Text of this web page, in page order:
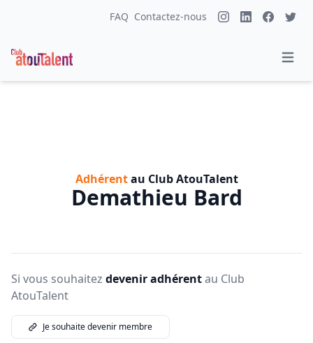
FAQ Contactez-nous
Adhérentau Club AtouTalent
Demathieu Bard
Si vous souhaitez devenir adhérentau Club
AtouTalent
Je souhaite devenir membre